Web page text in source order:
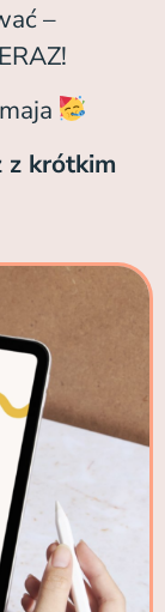
–
z krótkim